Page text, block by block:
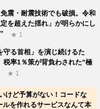
免震・耐震技術でも破損。令和
を超えた揺れ」が明らかにし
★ 1
守る首相」を演じ続けるた
税率1％策が背負わされた“極
★ 1
けど予算がない！コードな
ルを作れるサービスなんて本